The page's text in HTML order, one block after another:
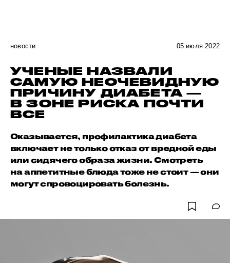
новости 05 июля 2022
УЧЕНЫЕ НАЗВАЛИ
САМУЮ НЕОЧЕВИДНУЮ
ПРИЧИНУ ДИАБЕТА —
В ЗОНЕ РИСКА ПОЧТИ
ВСЕ
Оказывается, профилактика диабета
включает не только отказ от вредной еды
или сидячего образа жизни. Смотреть
на аппетитные блюда тоже не стоит — они
могут спровоцировать болезнь.